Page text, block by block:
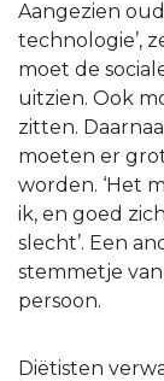
Aangezien
technologie’,
moet de
uitzien. Ook
zitten.
moeten er
worden. ‘Het
ik, en goed
slecht’. Een
stemmetje
persoon.
Diëtisten